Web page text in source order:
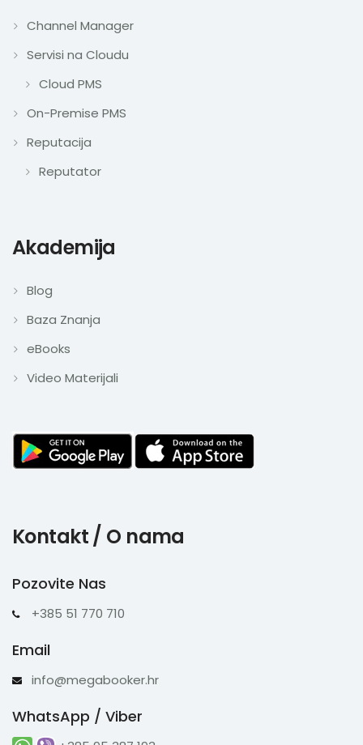
Channel Manager
Servisi na Cloudu
Cloud PMS
On-Premise PMS
Reputacija
Reputator
Akademija
Blog
Baza Znanja
eBooks
Video Materijali
Kontakt / O nama
Pozovite Nas
+385 51 770 710
Email
info@megabooker.hr
WhatsApp / Viber